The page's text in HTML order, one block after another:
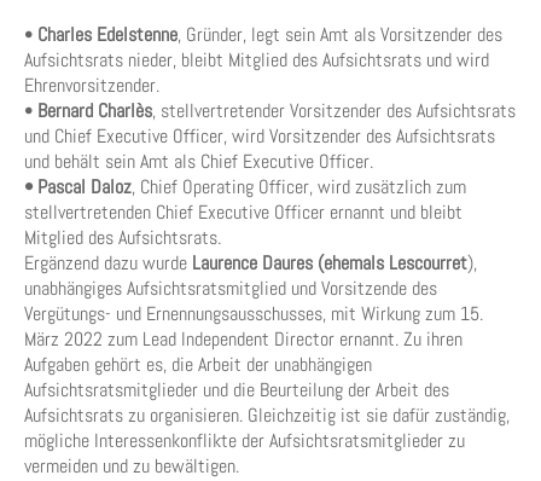
• Charles Edelstenne, Gründer, legt sein Amt als Vorsitzender des
Aufsichtsrats nieder, bleibt Mitglied des Aufsichtsrats und wird
Ehrenvorsitzender.
• Bernard Charlès, stellvertretender Vorsitzender des Aufsichtsrats
und Chief Executive Officer, wird Vorsitzender des Aufsichtsrats
und behält sein Amt als Chief Executive Officer.
• Pascal Daloz, Chief Operating Officer, wird zusätzlich zum
stellvertretenden Chief Executive Officer ernannt und bleibt
Mitglied des Aufsichtsrats.
Ergänzend dazu wurde Laurence Daures (ehemals Lescourret),
unabhängiges Aufsichtsratsmitglied und Vorsitzende des
Vergütungs- und Ernennungsausschusses, mit Wirkung zum 15.
März 2022 zum Lead Independent Director ernannt. Zu ihren
Aufgaben gehört es, die Arbeit der unabhängigen
Aufsichtsratsmitglieder und die Beurteilung der Arbeit des
Aufsichtsrats zu organisieren. Gleichzeitig ist sie dafür zuständig,
mögliche Interessenkonflikte der Aufsichtsratsmitglieder zu
vermeiden und zu bewältigen.